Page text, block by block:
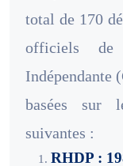
total de 170
officiels de
Indépendante
basées sur
suivantes :
RHDP :